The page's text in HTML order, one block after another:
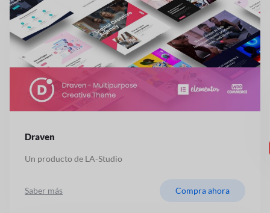
Draven
Un producto de LA-Studio
Saber más Compra ahora